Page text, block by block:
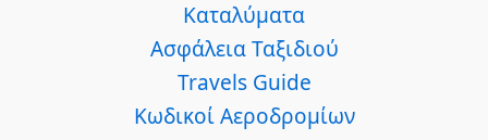
Καταλύματα
Ασφάλεια Ταξιδιού
Travels Guide
Κωδικοί Αεροδρομίων